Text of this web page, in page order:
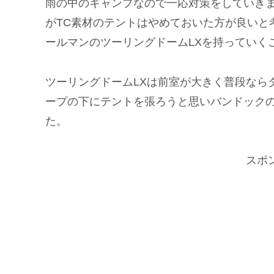
雨の中のキャンプなので一応対策をしていき
がTC素材のテントはやめておいた方が良い
ールマンのツーリングドームLXを持っていく
ツーリングドームLXは前室が大きく普段な
ープの下にテントを張ろうと思いバンドック
た。
スポ